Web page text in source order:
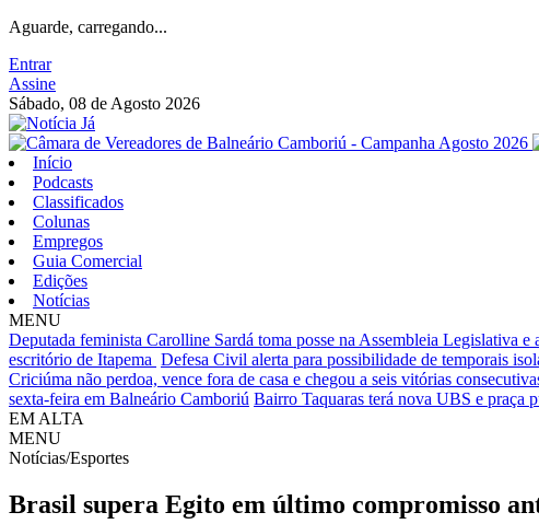
Aguarde, carregando...
Entrar
Assine
Sábado, 08 de Agosto 2026
Início
Podcasts
Classificados
Colunas
Empregos
Guia Comercial
Edições
Notícias
MENU
Deputada feminista Carolline Sardá toma posse na Assembleia Legislativa
escritório de Itapema Defesa Civil alerta para possibilidade de temporais
Criciúma não perdoa, vence fora de casa e chegou a seis vitórias
sexta-feira em Balneário Camboriú Bairro Taquaras terá nova UBS e praça
EM ALTA
MENU
Notícias/Esportes
Brasil supera Egito em último compromisso